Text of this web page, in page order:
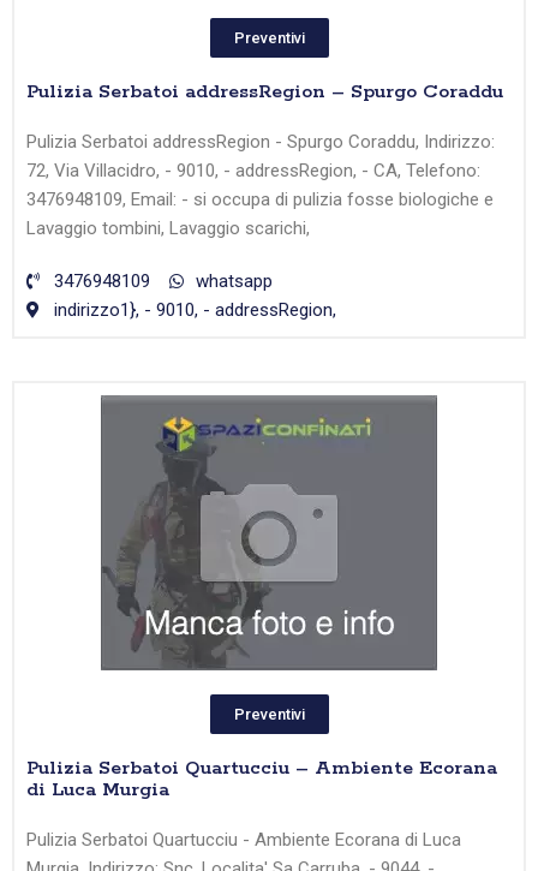
Preventivi
Pulizia Serbatoi addressRegion – Spurgo Coraddu
Pulizia Serbatoi addressRegion - Spurgo Coraddu, Indirizzo:
72, Via Villacidro, - 9010, - addressRegion, - CA, Telefono:
3476948109, Email: - si occupa di pulizia fosse biologiche e
Lavaggio tombini, Lavaggio scarichi,
3476948109
whatsapp
indirizzo1}, - 9010, - addressRegion,
Preventivi
Pulizia Serbatoi Quartucciu – Ambiente Ecorana
di Luca Murgia
Pulizia Serbatoi Quartucciu - Ambiente Ecorana di Luca